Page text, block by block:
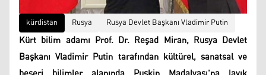
kürdistan Rusya Rusya Devlet Başkanı Vladimir Putin
Kürt bilim adamı Prof. Dr. Reşad Miran, Rusya Devlet
Başkanı Vladimir Putin tarafından kültürel, sanatsal ve